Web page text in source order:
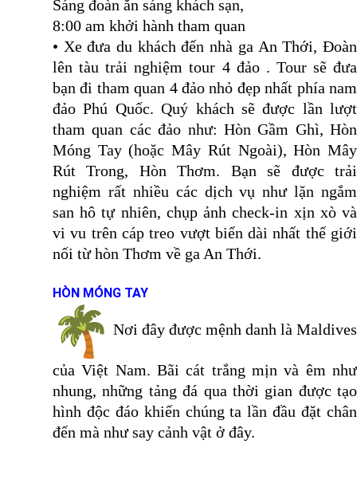
Sáng đoàn ăn sáng khách sạn,
8:00 am khởi hành tham quan
• Xe đưa du khách đến nhà ga An Thới, Đoàn
lên tàu trải nghiệm tour 4 đảo . Tour sẽ đưa
bạn đi tham quan 4 đảo nhỏ đẹp nhất phía nam
đảo Phú Quốc. Quý khách sẽ được lần lượt
tham quan các đảo như: Hòn Gầm Ghì, Hòn
Móng Tay (hoặc Mây Rút Ngoài), Hòn Mây
Rút Trong, Hòn Thơm. Bạn sẽ được trải
nghiệm rất nhiều các dịch vụ như lặn ngắm
san hô tự nhiên, chụp ảnh check-in xịn xò và
vi vu trên cáp treo vượt biển dài nhất thế giới
nối từ hòn Thơm về ga An Thới.
HÒN MÓNG TAY
Nơi đây được mệnh danh là Maldives
của Việt Nam. Bãi cát trắng mịn và êm như
nhung, những tảng đá qua thời gian được tạo
hình độc đáo khiến chúng ta lần đầu đặt chân
đến mà như say cảnh vật ở đây.